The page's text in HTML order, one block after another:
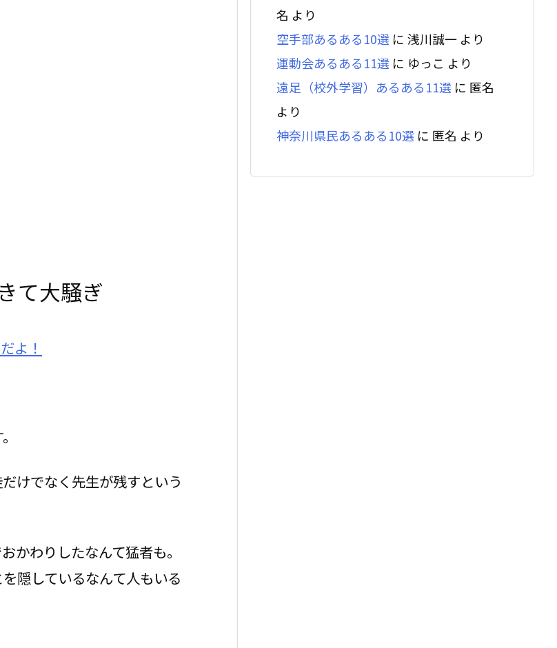
て大騒ぎ
けでなく先生が残すという
かわりしたなんて猛者も。
隠しているなんて人もいる
名 より
空手部あるある10選 に 浅川誠一 より
運動会あるある11選 に ゆっこ より
遠足（校外学習）あるある11選 に 匿名
より
神奈川県民あるある10選 に 匿名 より